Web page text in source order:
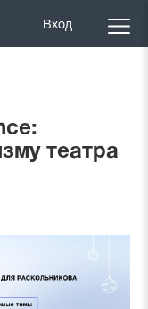
Вход
театра